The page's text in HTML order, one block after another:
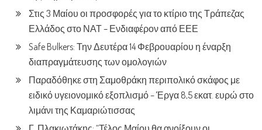
Στις 3 Μαίου οι προσφορές για το κτίριο της Τράπεζας
Ελλάδος στο ΝΑΤ – Ενδιαφέρον από ΕΕΕ
Safe Bulkers: Την Δευτέρα 14 Φεβρουαρίου η έναρξη
διαπραγμάτευσης των ομολογιών
Παραδόθηκε στη Σαμοθράκη περιπολικό σκάφος με
ειδικό υγειονομικό εξοπλισμό – Έργα 8,5 εκατ. ευρώ στο
λιμάνι της Καμαριώτισσας